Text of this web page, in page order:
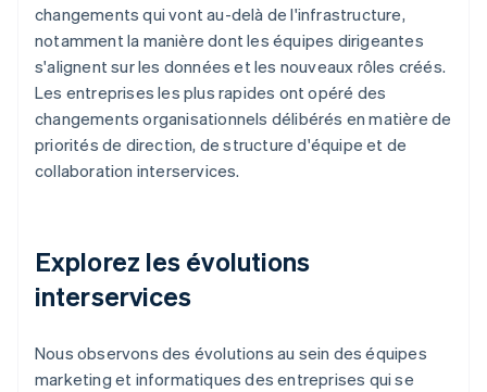
changements qui vont au-delà de l'infrastructure,
notamment la manière dont les équipes dirigeantes
s'alignent sur les données et les nouveaux rôles créés.
Les entreprises les plus rapides ont opéré des
changements organisationnels délibérés en matière de
priorités de direction, de structure d'équipe et de
collaboration interservices.
Explorez les évolutions
interservices
Nous observons des évolutions au sein des équipes
marketing et informatiques des entreprises qui se